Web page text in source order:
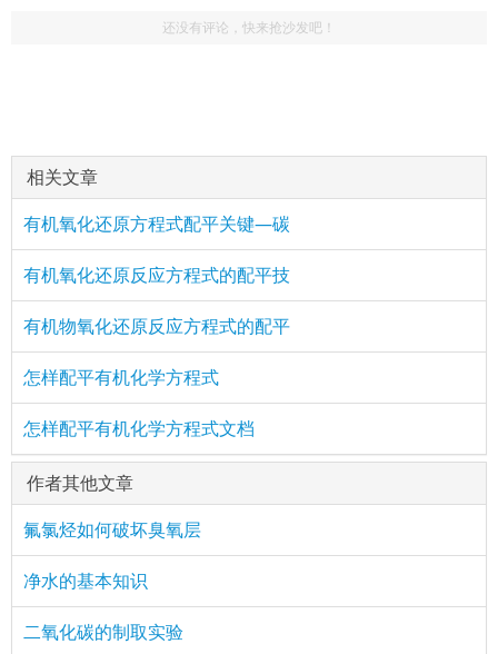
还没有评论，快来抢沙发吧！
相关文章
有机氧化还原方程式配平关键—碳
有机氧化还原反应方程式的配平技
有机物氧化还原反应方程式的配平
怎样配平有机化学方程式
怎样配平有机化学方程式文档
作者其他文章
氟氯烃如何破坏臭氧层
净水的基本知识
二氧化碳的制取实验